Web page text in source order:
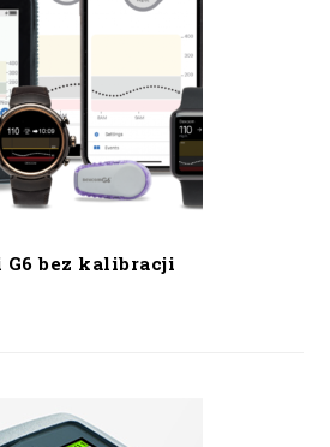
G6 bez kalibracji